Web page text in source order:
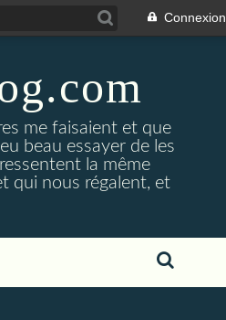
Connexion
me faisaient et que
beau essayer de les
la même
qui nous régalent, et